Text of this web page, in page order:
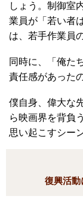
しょう。制御室
業員が「若い者
は、若手作業員
同時に、「俺た
責任感があった
僕自身、偉大な
ら映画界を背負
思い起こすシー
復興活動